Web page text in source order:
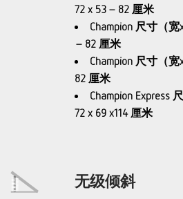
72 x 53 – 82 厘米
Champion 尺寸（
– 82 厘米
Champion 尺寸（
82 厘米
Champion Express
72 x 69 x114 厘米
无级倾斜